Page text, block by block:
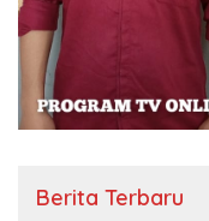
Berita Terbaru